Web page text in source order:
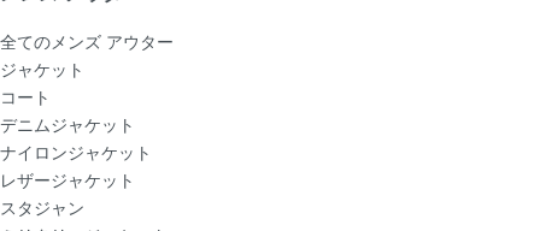
全てのメンズ アウター
ジャケット
コート
デニムジャケット
ナイロンジャケット
レザージャケット
スタジャン